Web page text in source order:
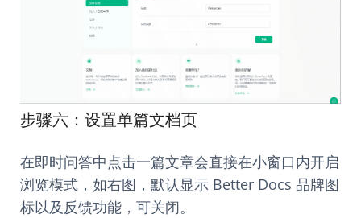
步骤六：设置单篇文档页
在即时问答中点击一篇文章会直接在小窗口内开启
浏览模式，如右图，默认显示 Better Docs 品牌图
标以及反馈功能，可关闭。